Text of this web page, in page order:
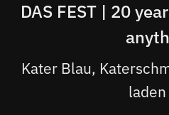
DAS FEST | 20
Kater Blau,